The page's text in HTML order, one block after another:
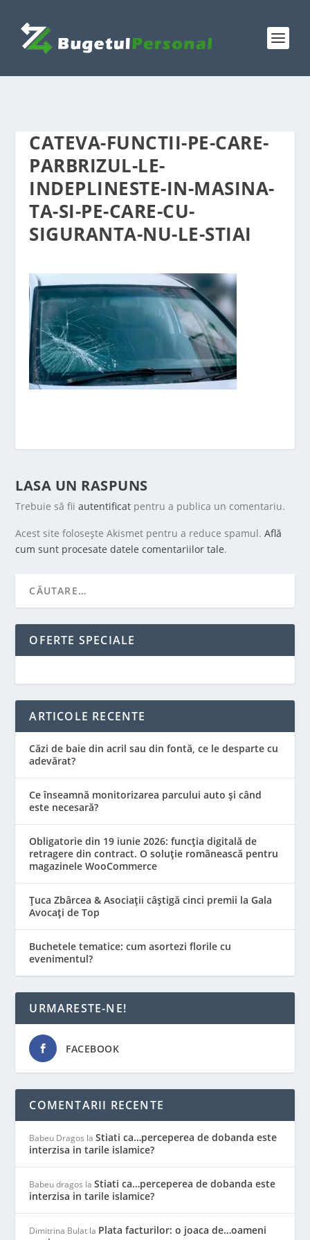
CATEVA-FUNCTII-PE-CARE-
PARBRIZUL-LE-
INDEPLINESTE-IN-MASINA-
TA-SI-PE-CARE-CU-
SIGURANTA-NU-LE-STIAI
LASA UN RASPUNS
Trebuie să fiiautentificat pentru a publica un comentariu.
Acest site folosește Akismet pentru a reduce spamul.Află
cum sunt procesate datele comentariilor tale.
OFERTE SPECIALE
ARTICOLE RECENTE
Căzi de baie din acril sau din fontă, ce le desparte cu
adevărat?
Ce înseamnă monitorizarea parcului auto și când
este necesară?
Obligatorie din 19 iunie 2026: funcția digitală de
retragere din contract. O soluție românească pentru
magazinele WooCommerce
Țuca Zbârcea & Asociații câștigă cinci premii la Gala
Avocați de Top
Buchetele tematice: cum asortezi florile cu
evenimentul?
URMARESTE-NE!
FACEBOOK
COMENTARII RECENTE
Babeu Dragos laStiati ca…perceperea de dobanda este
interzisa in tarile islamice?
Babeu dragos laStiati ca…perceperea de dobanda este
interzisa in tarile islamice?
Dimitrina Bulat la Plata facturilor: o joaca de…oameni